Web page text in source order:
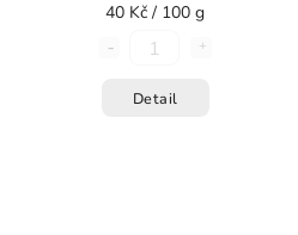
40 Kč / 100 g
Detail